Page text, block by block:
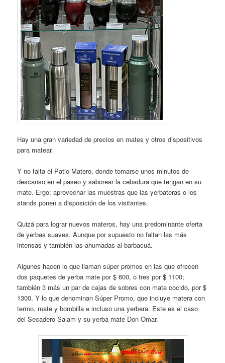
Hay una gran variedad de precios en mates y otros dispositivos
para matear.
Y no falta el Patio Matero, donde tomarse unos minutos de
descanso en el paseo y saborear la cebadura que tengan en su
mate. Ergo: aprovechar las muestras que las yerbateras o los
stands ponen a disposición de los visitantes.
Quizá para lograr nuevos materos, hay una predominante oferta
de yerbas suaves. Aunque por supuesto no faltan las más
intensas y también las ahumadas al barbacuá.
Algunos hacen lo que llaman súper promos en las que ofrecen
dos paquetes de yerba mate por $ 600, o tres por $ 1100;
también 3 más un par de cajas de sobres con mate cocido, por $
1300. Y lo que denominan Súper Promo, que incluye matera con
termo, mate y bombilla e incluso una yerbera. Este es el caso
del Secadero Salam y su yerba mate Don Omar.